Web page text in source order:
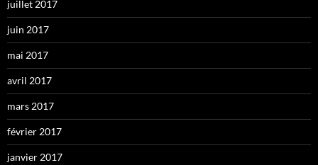
juillet 2017
juin 2017
mai 2017
avril 2017
mars 2017
février 2017
janvier 2017